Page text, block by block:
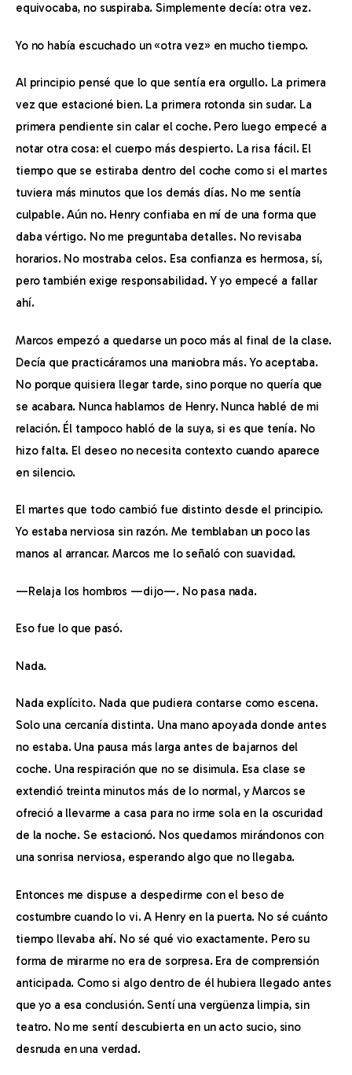
equivocaba, no suspiraba. Simplemente decía: otra vez.
Yo no había escuchado un «otra vez» en mucho tiempo.
Al principio pensé que lo que sentía era orgullo. La primera
vez que estacioné bien. La primera rotonda sin sudar. La
primera pendiente sin calar el coche. Pero luego empecé a
notar otra cosa: el cuerpo más despierto. La risa fácil. El
tiempo que se estiraba dentro del coche como si el martes
tuviera más minutos que los demás días. No me sentía
culpable. Aún no. Henry confiaba en mí de una forma que
daba vértigo. No me preguntaba detalles. No revisaba
horarios. No mostraba celos. Esa confianza es hermosa, sí,
pero también exige responsabilidad. Y yo empecé a fallar
ahí.
Marcos empezó a quedarse un poco más al final de la clase.
Decía que practicáramos una maniobra más. Yo aceptaba.
No porque quisiera llegar tarde, sino porque no quería que
se acabara. Nunca hablamos de Henry. Nunca hablé de mi
relación. Él tampoco habló de la suya, si es que tenía. No
hizo falta. El deseo no necesita contexto cuando aparece
en silencio.
El martes que todo cambió fue distinto desde el principio.
Yo estaba nerviosa sin razón. Me temblaban un poco las
manos al arrancar. Marcos me lo señaló con suavidad.
—Relaja los hombros —dijo—. No pasa nada.
Eso fue lo que pasó.
Nada.
Nada explícito. Nada que pudiera contarse como escena.
Solo una cercanía distinta. Una mano apoyada donde antes
no estaba. Una pausa más larga antes de bajarnos del
coche. Una respiración que no se disimula. Esa clase se
extendió treinta minutos más de lo normal, y Marcos se
ofreció a llevarme a casa para no irme sola en la oscuridad
de la noche. Se estacionó. Nos quedamos mirándonos con
una sonrisa nerviosa, esperando algo que no llegaba.
Entonces me dispuse a despedirme con el beso de
costumbre cuando lo vi. A Henry en la puerta. No sé cuánto
tiempo llevaba ahí. No sé qué vio exactamente. Pero su
forma de mirarme no era de sorpresa. Era de comprensión
anticipada. Como si algo dentro de él hubiera llegado antes
que yo a esa conclusión. Sentí una vergüenza limpia, sin
teatro. No me sentí descubierta en un acto sucio, sino
desnuda en una verdad.